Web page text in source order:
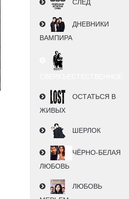
СЛЕД
ДНЕВНИКИ
ВАМПИРА
ОСТАТЬСЯ В
ЖИВЫХ
ШЕРЛОК
ЧЁРНО-БЕЛАЯ
ЛЮБОВЬ
ЛЮБОВЬ